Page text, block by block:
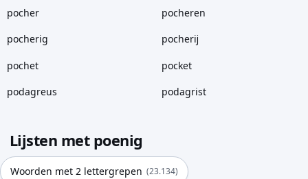
pocher pocheren
pocherig pocherĳ
pochet pocket
podagreus podagrist
Lijsten met poenig
Woorden met 2 lettergrepen (23.134)